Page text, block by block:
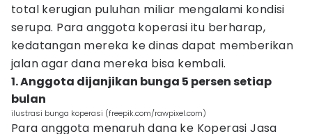
total kerugian puluhan miliar mengalami kondisi
serupa. Para anggota koperasi itu berharap,
kedatangan mereka ke dinas dapat memberikan
jalan agar dana mereka bisa kembali.
1. Anggota dijanjikan bunga 5 persen setiap
bulan
ilustrasi bunga koperasi (freepik.com/rawpixel.com)
Para anggota menaruh dana ke Koperasi Jasa